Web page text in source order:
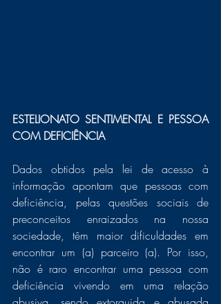
ESTELIONATO SENTIMENTAL E PESSOA
COM DEFICIÊNCIA
Dados obtidos pela lei de acesso à
informação apontam que pessoas com
deficiência, pelas questões sociais de
preconceitos enraizados na nossa
sociedade, têm maior dificuldades em
encontrar um (a) parceiro (a). Por isso,
não é raro encontrar uma pessoa com
deficiência vivendo em uma relação